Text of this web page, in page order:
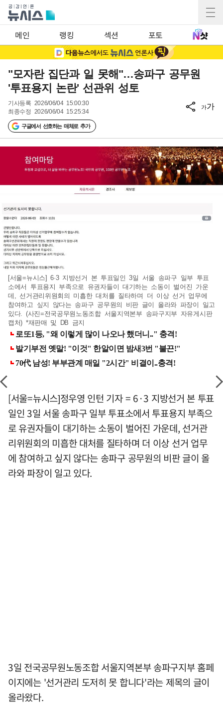
메인 랭킹 섹션 포토
"모자란 집단과 일 못해"…송파구 공무원
'투표용지 논란' 선관위 성토
기사등록 2026/06/04 15:00:30
최종수정 2026/06/04 15:25:34
구글에서 선호하는 매체로 추가
가가
[서울=뉴시스] 6·3 지방선거 본 투표일인 3일 서울 송파구 일부 투표
소에서 투표용지 부족으로 유권자들이 대기하는 소동이 벌어진 가운
데, 선거관리위원회의 미흡한 대처를 질타하며 더 이상 선거 업무에
참여하고 싶지 않다는 송파구 공무원의 비판 글이 올라와 파장이 일고
있다. (사진=전국공무원노동조합 서울지역본부 송파구지부 자유게시판
캡처) *재판매 및 DB 금지
[서울=뉴시스]정우영 인턴 기자 = 6·3 지방선거 본 투표
일인 3일 서울 송파구 일부 투표소에서 투표용지 부족으
로 유권자들이 대기하는 소동이 벌어진 가운데, 선거관
리위원회의 미흡한 대처를 질타하며 더 이상 선거 업무
에 참여하고 싶지 않다는 송파구 공무원의 비판 글이 올
라와 파장이 일고 있다.
3일 전국공무원노동조합 서울지역본부 송파구지부 홈페
이지에는 '선거관리 도저히 못 합니다'라는 제목의 글이
올라왔다.